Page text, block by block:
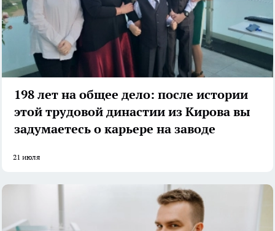
198 лет на общее дело: после истории
этой трудовой династии из Кирова вы
задумаетесь о карьере на заводе
21 июля